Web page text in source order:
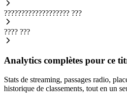
??????????????????? ???
???? ???
Analytics complètes pour ce
Stats de streaming, passages radio,
historique de classements, tout en un